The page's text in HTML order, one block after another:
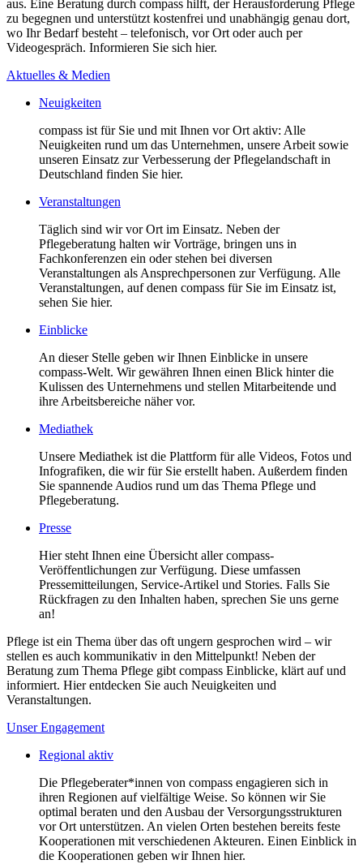
aus. Eine Beratung durch compass hilft, der Herausforderung Pflege
zu begegnen und unterstützt kostenfrei und unabhängig genau dort,
wo Ihr Bedarf besteht – telefonisch, vor Ort oder auch per
Videogespräch. Informieren Sie sich hier.
Aktuelles & Medien
Neuigkeiten
compass ist für Sie und mit Ihnen vor Ort aktiv: Alle
Neuigkeiten rund um das Unternehmen, unsere Arbeit sowie
unseren Einsatz zur Verbesserung der Pflegelandschaft in
Deutschland finden Sie hier.
Veranstaltungen
Täglich sind wir vor Ort im Einsatz. Neben der
Pflegeberatung halten wir Vorträge, bringen uns in
Fachkonferenzen ein oder stehen bei diversen
Veranstaltungen als Ansprechpersonen zur Verfügung. Alle
Veranstaltungen, auf denen compass für Sie im Einsatz ist,
sehen Sie hier.
Einblicke
An dieser Stelle geben wir Ihnen Einblicke in unsere
compass-Welt. Wir gewähren Ihnen einen Blick hinter die
Kulissen des Unternehmens und stellen Mitarbeitende und
ihre Arbeitsbereiche näher vor.
Mediathek
Unsere Mediathek ist die Plattform für alle Videos, Fotos und
Infografiken, die wir für Sie erstellt haben. Außerdem finden
Sie spannende Audios rund um das Thema Pflege und
Pflegeberatung.
Presse
Hier steht Ihnen eine Übersicht aller compass-
Veröffentlichungen zur Verfügung. Diese umfassen
Pressemitteilungen, Service-Artikel und Stories. Falls Sie
Rückfragen zu den Inhalten haben, sprechen Sie uns gerne
an!
Pflege ist ein Thema über das oft ungern gesprochen wird – wir
stellen es auch kommunikativ in den Mittelpunkt! Neben der
Beratung zum Thema Pflege gibt compass Einblicke, klärt auf und
informiert. Hier entdecken Sie auch Neuigkeiten und
Veranstaltungen.
Unser Engagement
Regional aktiv
Die Pflegeberater*innen von compass engagieren sich in
ihren Regionen auf vielfältige Weise. So können wir Sie
optimal beraten und den Ausbau der Versorgungsstrukturen
vor Ort unterstützen. An vielen Orten bestehen bereits feste
Kooperationen mit verschiedenen Akteuren. Einen Einblick in
die Kooperationen geben wir Ihnen hier.